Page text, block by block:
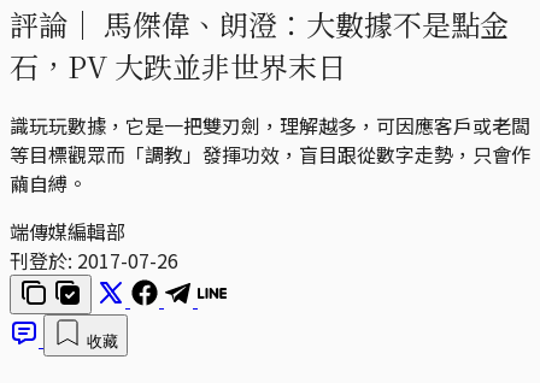
評論｜ 馬傑偉、朗澄：大數據不是點金
石，PV 大跌並非世界末日
識玩玩數據，它是一把雙刃劍，理解越多，可因應客戶或老闆
等目標觀眾而「調教」發揮功效，盲目跟從數字走勢，只會作
繭自縛。
端傳媒編輯部
刊登於: 2017-07-26
收藏